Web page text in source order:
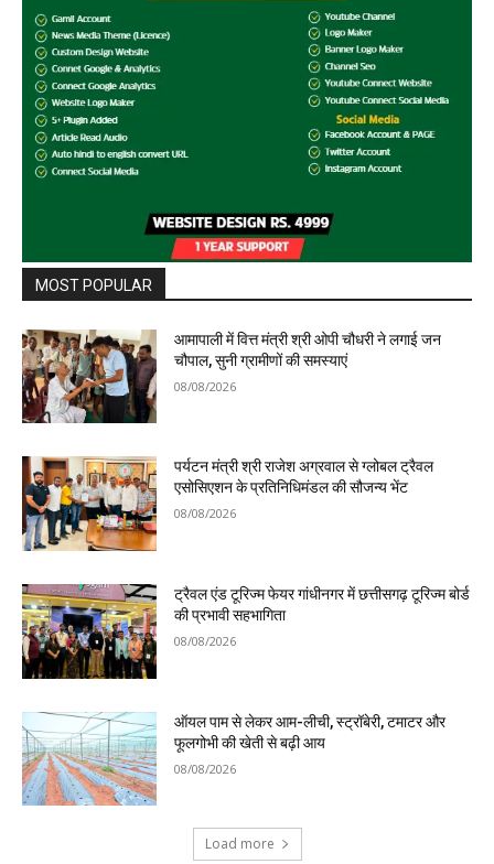
MOST POPULAR
आमापाली में वित्त मंत्री श्री ओपी चौधरी ने लगाई जन
चौपाल, सुनी ग्रामीणों की समस्याएं
08/08/2026
पर्यटन मंत्री श्री राजेश अग्रवाल से ग्लोबल ट्रैवल
एसोसिएशन के प्रतिनिधिमंडल की सौजन्य भेंट
08/08/2026
ट्रैवल एंड टूरिज्म फेयर गांधीनगर में छत्तीसगढ़ टूरिज्म बोर्ड
की प्रभावी सहभागिता
08/08/2026
ऑयल पाम से लेकर आम-लीची, स्ट्रॉबेरी, टमाटर और
फूलगोभी की खेती से बढ़ी आय
08/08/2026
Load more